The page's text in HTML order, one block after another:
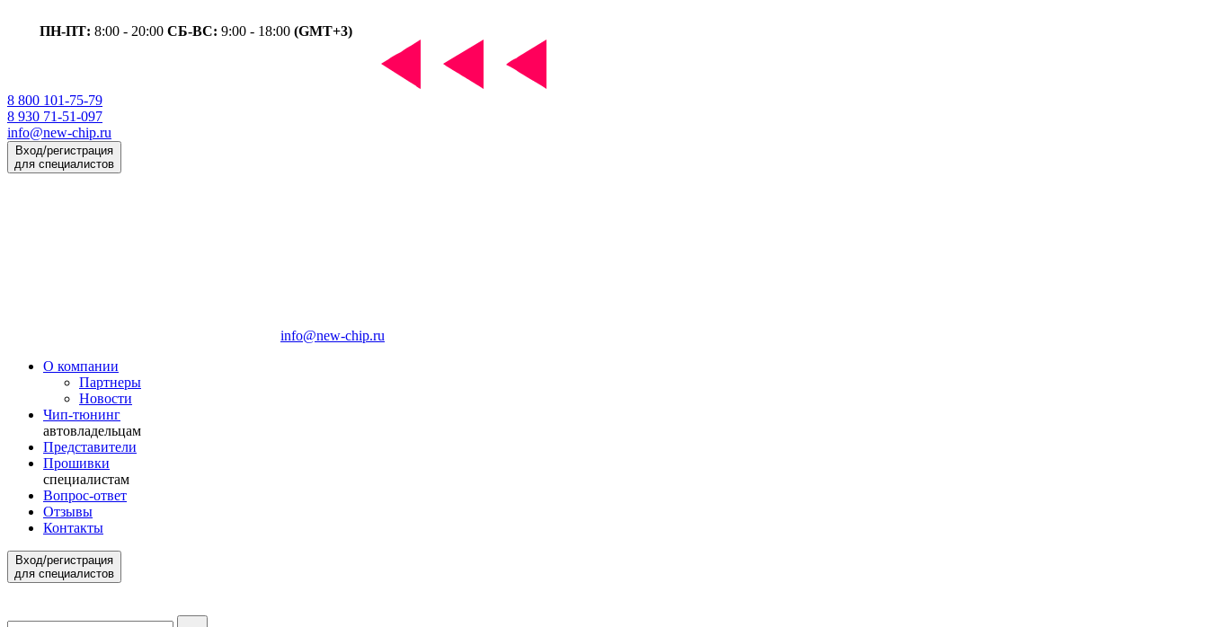
ПН-ПТ: 8:00 - 20:00 СБ-ВС: 9:00 - 18:00 (GMT+3)
8 800 101-75-79
8 930 71-51-097
info@new-chip.ru
Вход/регистрация
для специалистов
info@new-chip.ru
О компании
Партнеры
Новости
Чип-тюнинг
автовладельцам
Представители
Прошивки
специалистам
Вопрос-ответ
Отзывы
Контакты
Вход/регистрация
для специалистов